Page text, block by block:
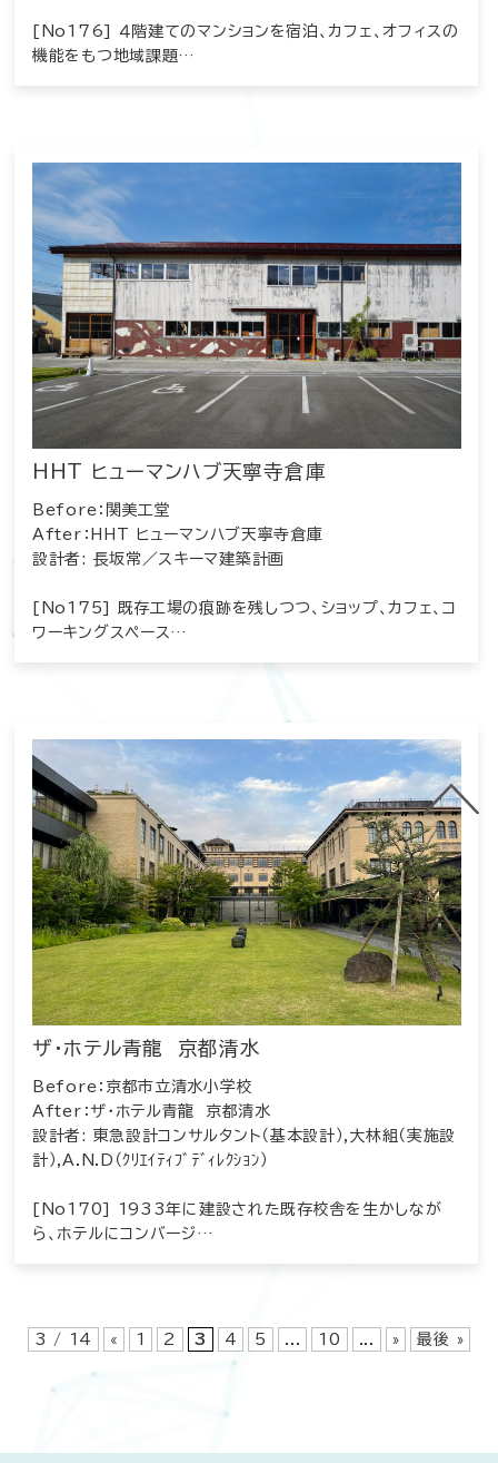
[No176] ４階建てのマンションを宿泊、カフェ、オフィスの
機能をもつ地域課題…
HHT ヒューマンハブ天寧寺倉庫
Before：関美工堂
After：HHT ヒューマンハブ天寧寺倉庫
設計者: 長坂常／スキーマ建築計画
[No175] 既存工場の痕跡を残しつつ、ショップ、カフェ、コ
ワーキングスペース…
ザ・ホテル青龍 京都清水
Before：京都市立清水小学校
After：ザ・ホテル青龍 京都清水
設計者: 東急設計コンサルタント（基本設計）,大林組（実施設
計）,A.N.D（ｸﾘｴｲﾃｨﾌﾞﾃﾞｨﾚｸｼｮﾝ）
[No170] 1933年に建設された既存校舎を生かしなが
ら、ホテルにコンバージ…
3 / 14 « 1 2 3 4 5 10 » 最後 »